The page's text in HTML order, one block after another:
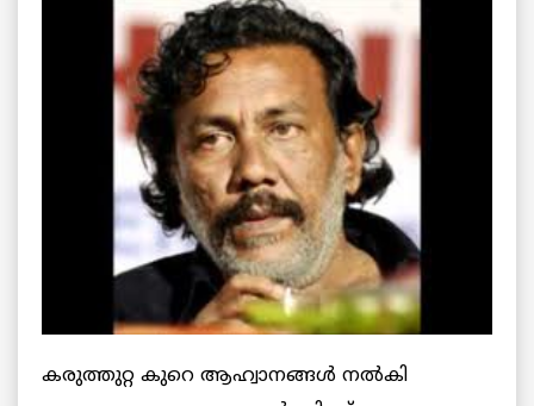
കരുത്തുറ്റ കുറെ ആഹ്വാനങ്ങള്‍ നല്‍കി